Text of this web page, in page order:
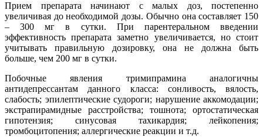
Прием препарата начинают с малых доз, постепенно
увеличивая до необходимой дозы. Обычно она составляет 150
– 300 мг в сутки. При парентеральном введении
эффективность препарата заметно увеличивается, но стоит
учитывать правильную дозировку, она не должна быть
больше, чем 200 мг в сутки.
Побочные явления тримипрамина аналогичны
антидепрессантам данного класса: сонливость, вялость,
слабость; эпилептические судороги; нарушение аккомодации;
экстрапирамидные расстройства; тошнота; ортостатическая
гипотензия; синусовая тахикардия; лейкопения;
тромбоцитопения; аллергические реакции и т.д.